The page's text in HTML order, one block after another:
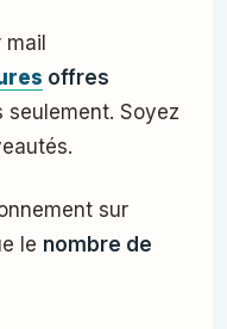
offres
seulement. Soyez
sur
le nombre de